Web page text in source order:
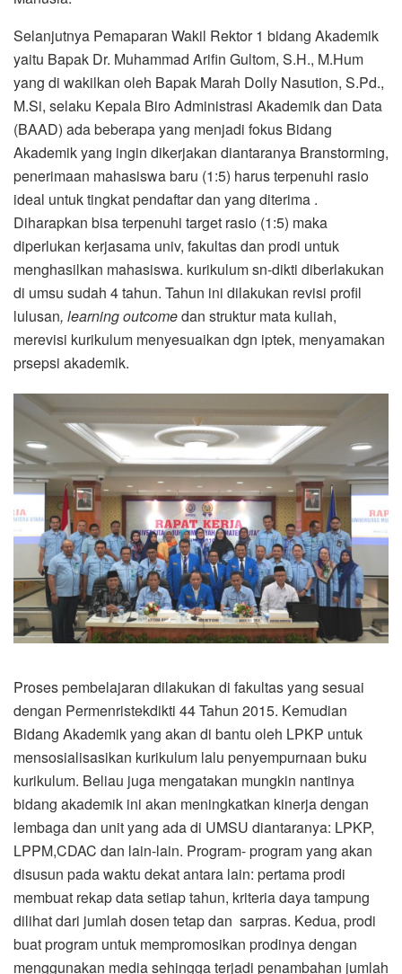
Selanjutnya Pemaparan Wakil Rektor 1 bidang Akademik
yaitu Bapak Dr. Muhammad Arifin Gultom, S.H., M.Hum
yang di wakilkan oleh Bapak Marah Dolly Nasution, S.Pd.,
M.Si, selaku Kepala Biro Administrasi Akademik dan Data
(BAAD) ada beberapa yang menjadi fokus Bidang
Akademik yang ingin dikerjakan diantaranya Branstorming,
penerimaan mahasiswa baru (1:5) harus terpenuhi rasio
ideal untuk tingkat pendaftar dan yang diterima .
Diharapkan bisa terpenuhi target rasio (1:5) maka
diperlukan kerjasama univ, fakultas dan prodi untuk
menghasilkan mahasiswa. kurikulum sn-dikti diberlakukan
di umsu sudah 4 tahun. Tahun ini dilakukan revisi profil
lulusan, learning outcomedan struktur mata kuliah,
merevisi kurikulum menyesuaikan dgn iptek, menyamakan
prsepsi akademik.
Proses pembelajaran dilakukan di fakultas yang sesuai
dengan Permenristekdikti 44 Tahun 2015. Kemudian
Bidang Akademik yang akan di bantu oleh LPKP untuk
mensosialisasikan kurikulum lalu penyempurnaan buku
kurikulum. Beliau juga mengatakan mungkin nantinya
bidang akademik ini akan meningkatkan kinerja dengan
lembaga dan unit yang ada di UMSU diantaranya: LPKP,
LPPM,CDAC dan lain-lain. Program- program yang akan
disusun pada waktu dekat antara lain: pertama prodi
membuat rekap data setiap tahun, kriteria daya tampung
dilihat dari jumlah dosen tetap dan sarpras. Kedua, prodi
buat program untuk mempromosikan prodinya dengan
menggunakan media sehingga terjadi penambahan jumlah